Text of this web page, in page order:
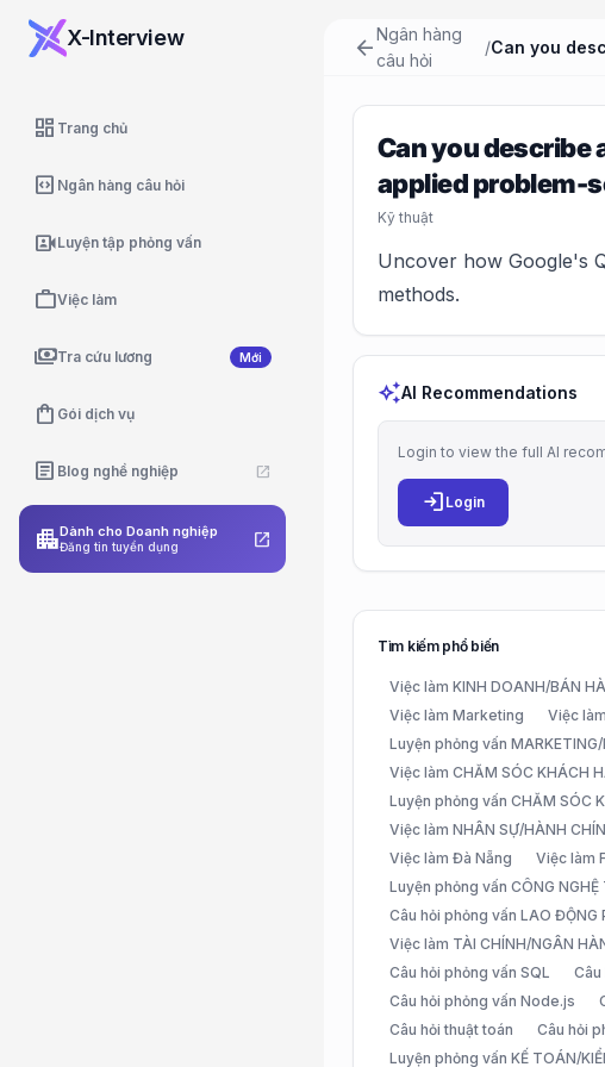
X-Interview
dashboard Trang chủ
code_blocks Ngân hàng câu hỏi
video_camera_frontLuyện tập phỏng vấn
workViệc làm
paymentsTra cứu lương Mới
shopping_bag Gói dịch vụ
article Blog nghề nghiệp open_in_new
apartmentDành cho Doanh nghiệp
Đăng tin tuyển dụng open_in_new
arrow_backNgân hàng
câu hỏi
/
Can you describe
applied problem-
Kỹ thuật
Uncover how Google's
methods.
auto_awesomeAI Recommendations
Login to view the full AI
login Login
Tìm kiếm phổ biến
Việc làm KINH DOANH/BÁN
Việc làm Marketing
Việc
Luyện phỏng vấn
Việc làm CHĂM SÓC KHÁCH
Luyện phỏng vấn CHĂM SÓC
Việc làm NHÂN SỰ/HÀNH
Việc làm Đà Nẵng
Việc làm
Luyện phỏng vấn CÔNG NGHỆ
Câu hỏi phỏng vấn LAO ĐỘNG
Việc làm TÀI CHÍNH/NGÂN
Câu hỏi phỏng vấn SQL
Câu hỏi phỏng vấn Node.js
Câu hỏi thuật toán
Câu hỏi
Luyện phỏng vấn KẾ TOÁN/